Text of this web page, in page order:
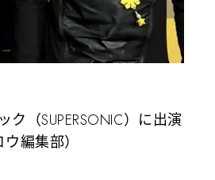
（SUPERSONIC）に出演
編集部）